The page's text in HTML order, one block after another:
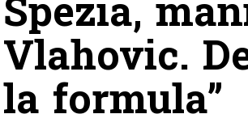
Vlahovic.
la formula”